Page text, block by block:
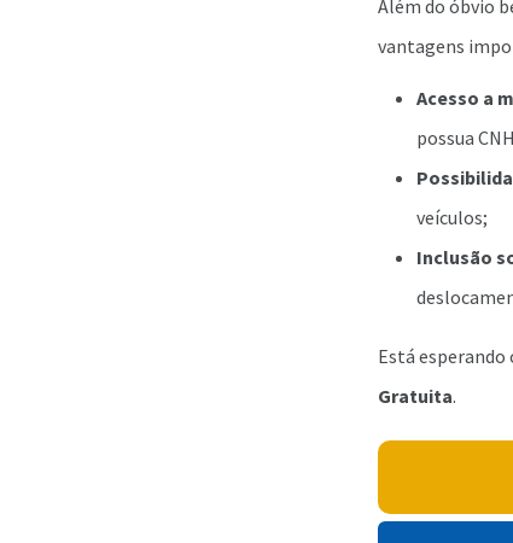
Além do óbvio
vantagens
Acesso a
possua
veículos;
Inclusão
Está esperando
Gratuita.